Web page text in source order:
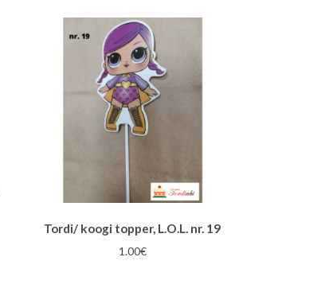
Tordi/ koogi topper, L.O.L. nr. 19
1.00€